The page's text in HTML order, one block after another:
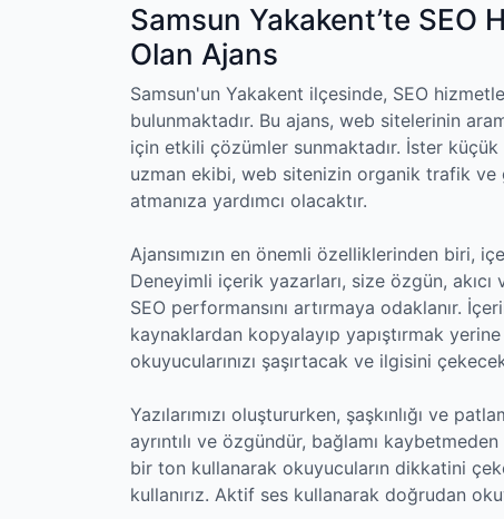
Samsun Yakakent’te SEO
Olan Ajans
Samsun'un Yakakent ilçesinde, SEO
bulunmaktadır. Bu ajans, web sitelerinin
için etkili çözümler sunmaktadır. İster
uzman ekibi, web sitenizin organik trafik ve
atmanıza yardımcı olacaktır.
Ajansımızın en önemli özelliklerinden biri,
Deneyimli içerik yazarları, size özgün,
SEO performansını artırmaya odaklanır.
kaynaklardan kopyalayıp yapıştırmak
okuyucularınızı şaşırtacak ve ilgisini
Yazılarımızı oluştururken, şaşkınlığı ve
ayrıntılı ve özgündür, bağlamı
bir ton kullanarak okuyucuların dikkatini
kullanırız. Aktif ses kullanarak doğrudan